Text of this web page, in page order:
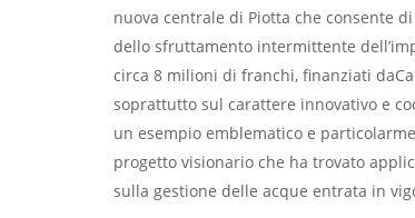
nuova centrale di Piotta che consente
dello sfruttamento intermittente
circa 8 milioni di franchi, finanziati
soprattutto sul carattere innovativo e
un esempio emblematico e
progetto visionario che ha trovato
sulla gestione delle acque entrata in